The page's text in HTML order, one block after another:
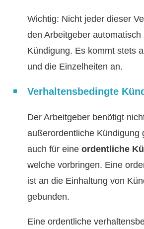
Wichtig: Nicht jeder dieser
den Arbeitgeber
Kündigung. Es kommt stets
und die Einzelheiten an.
Verhaltensbedingte
Der Arbeitgeber benötigt
außerordentliche Kündigung
auch für eine ordentliche
welche vorbringen. Eine
ist an die Einhaltung von
gebunden.
Eine ordentliche